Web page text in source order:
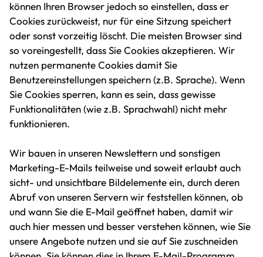
können Ihren Browser jedoch so einstellen, dass er
Cookies zurückweist, nur für eine Sitzung speichert
oder sonst vorzeitig löscht. Die meisten Browser sind
so voreingestellt, dass Sie Cookies akzeptieren. Wir
nutzen permanente Cookies damit Sie
Benutzereinstellungen speichern (z.B. Sprache). Wenn
Sie Cookies sperren, kann es sein, dass gewisse
Funktionalitäten (wie z.B. Sprachwahl) nicht mehr
funktionieren.
Wir bauen in unseren Newslettern und sonstigen
Marketing-E-Mails teilweise und soweit erlaubt auch
sicht- und unsichtbare Bildelemente ein, durch deren
Abruf von unseren Servern wir feststellen können, ob
und wann Sie die E-Mail geöffnet haben, damit wir
auch hier messen und besser verstehen können, wie Sie
unsere Angebote nutzen und sie auf Sie zuschneiden